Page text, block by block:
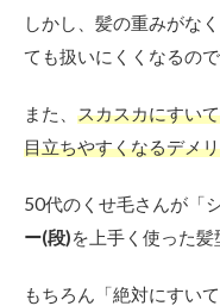
しかし、髪の重みがな
ても扱いにくくなるので
また、 スカスカにすい
目立ちやすくなるデメ
50代のくせ毛さんが「
ー(段)を上手く使った髪
もちろん「絶対にすい